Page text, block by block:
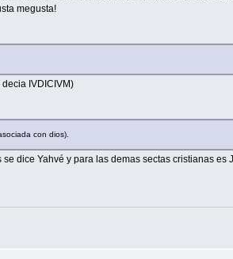
megusta!
IVDICIVM)
con dios).
dice Yahvé y para las demas sectas cristianas es